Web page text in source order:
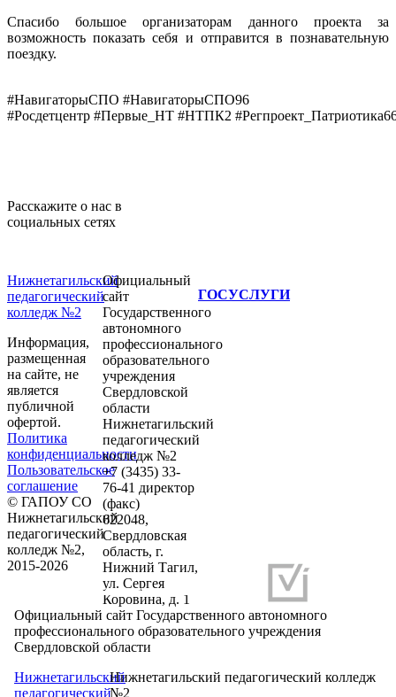
Спасибо большое организаторам данного проекта за
возможность показать себя и отправится в познавательную
поездку.
#НавигаторыСПО #НавигаторыСПО96
#Росдетцентр #Первые_НТ #НТПК2
Расскажите о нас в
социальных сетях
Нижнетагильский
педагогический
колледж №2
Информация,
размещенная
на сайте, не
является
публичной
офертой.
Политика
конфиденциальности
Пользовательское
соглашение
© ГАПОУ СО
Нижнетагильский
педагогический
колледж №2,
2015-2026
Официальный
сайт
Государственного
автономного
профессионального
образовательного
учреждения
Свердловской
области
Нижнетагильский
педагогический
колледж №2
+7 (3435) 33-
76-41 директор
(факс)
622048,
Свердловская
область, г.
Нижний Тагил,
ул. Сергея
Коровина, д. 1
ГОСУСЛУГИ
Разработка и продвижение сайтов
Официальный сайт Государственного автономного
профессионального образовательного учреждения
Свердловской области
Нижнетагильский
педагогический
Нижнетагильский педагогический колледж
№2